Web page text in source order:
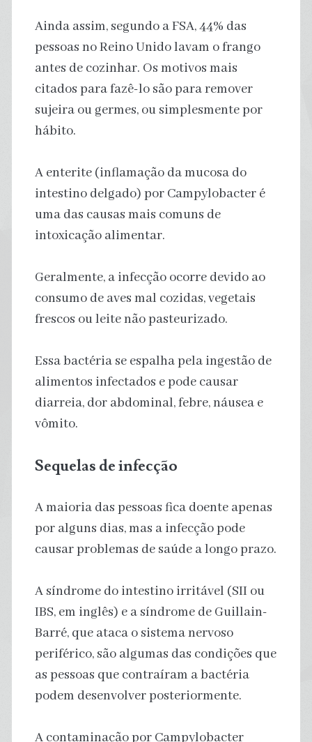
Ainda assim, segundo a FSA, 44% das
pessoas no Reino Unido lavam o frango
antes de cozinhar. Os motivos mais
citados para fazê-lo são para remover
sujeira ou germes, ou simplesmente por
hábito.
A enterite (inflamação da mucosa do
intestino delgado) por Campylobacter é
uma das causas mais comuns de
intoxicação alimentar.
Geralmente, a infecção ocorre devido ao
consumo de aves mal cozidas, vegetais
frescos ou leite não pasteurizado.
Essa bactéria se espalha pela ingestão de
alimentos infectados e pode causar
diarreia, dor abdominal, febre, náusea e
vômito.
Sequelas de infecção
A maioria das pessoas fica doente apenas
por alguns dias, mas a infecção pode
causar problemas de saúde a longo prazo.
A síndrome do intestino irritável (SII ou
IBS, em inglês) e a síndrome de Guillain-
Barré, que ataca o sistema nervoso
periférico, são algumas das condições que
as pessoas que contraíram a bactéria
podem desenvolver posteriormente.
A contaminação por Campylobacter